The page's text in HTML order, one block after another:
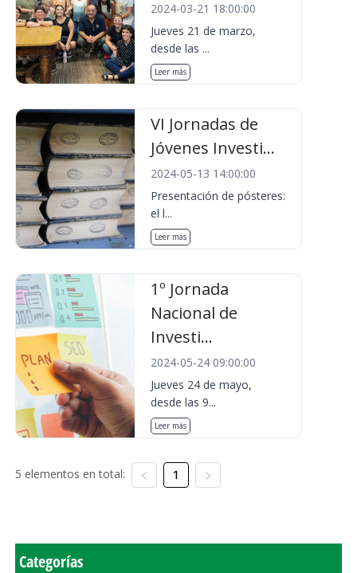
2024-03-21 18:00:00
Jueves 21 de marzo,
desde las ...
Leer más
VI Jornadas de
Jóvenes Investi...
2024-05-13 14:00:00
Presentación de pósteres:
el l...
Leer más
1º Jornada
Nacional de
Investi...
2024-05-24 09:00:00
Jueves 24 de mayo,
desde las 9...
Leer más
5 elementos en total: 1
Categorías